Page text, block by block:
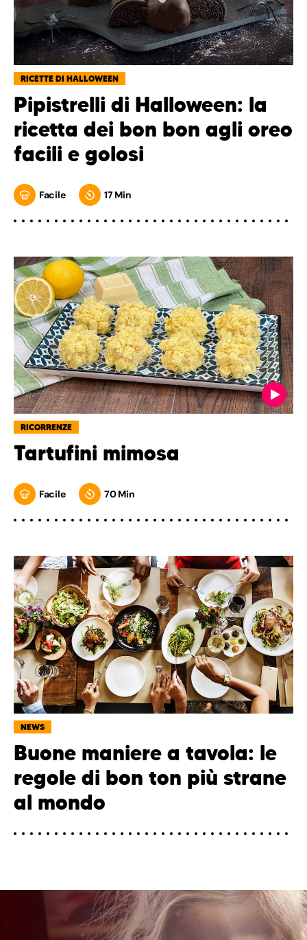
RICETTE DI HALLOWEEN
Pipistrelli di Halloween: la
ricetta dei bon bon agli oreo
facili e golosi
Facile 17 Min
RICORRENZE
Tartufini mimosa
Facile 70 Min
NEWS
Buone maniere a tavola: le
regole di bon ton più strane
al mondo